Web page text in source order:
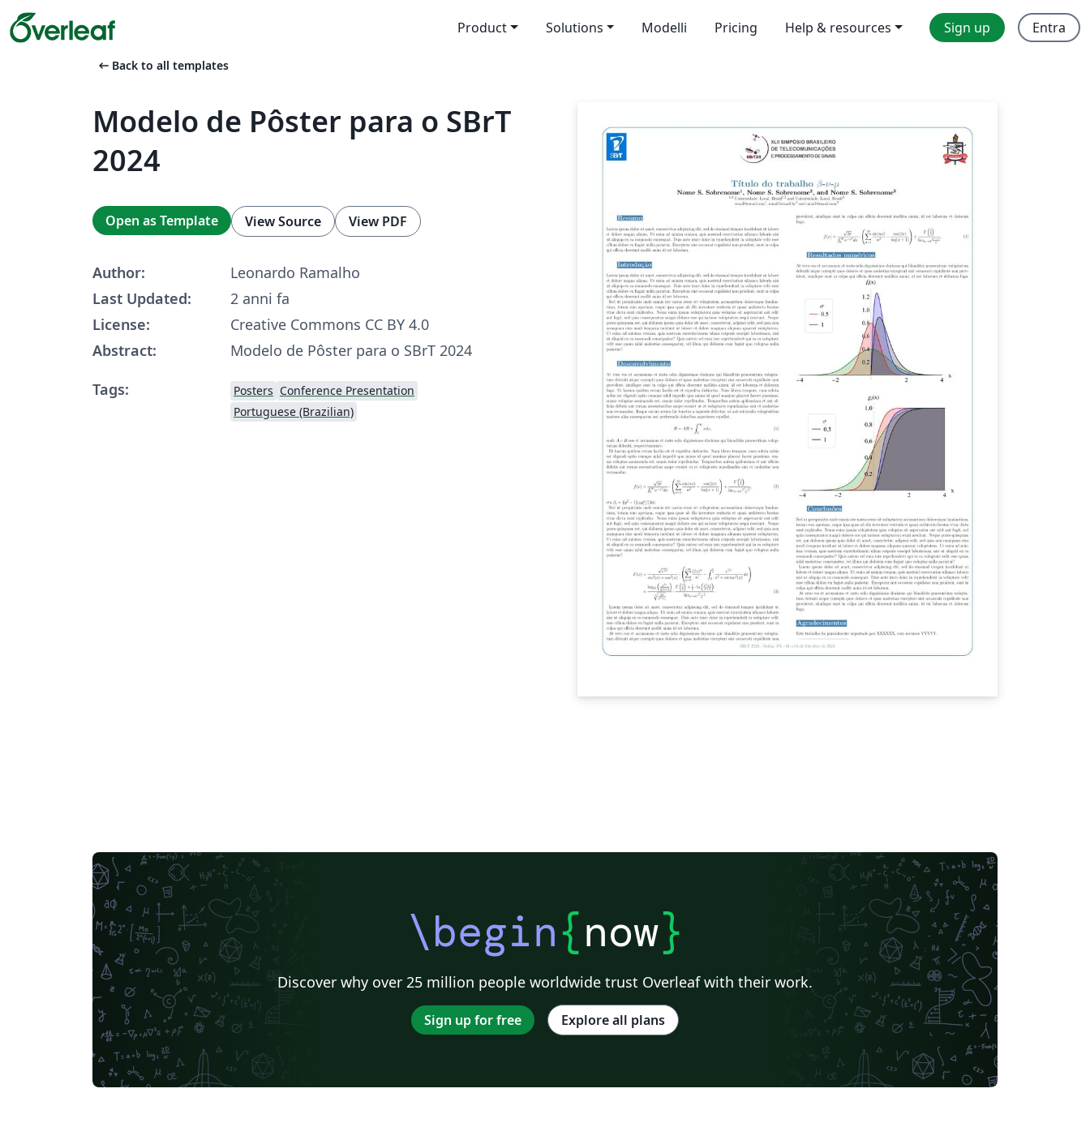
Product Solutions Modelli Pricing Help & resources Sign up Entra
arrow_left_alt Back to all templates
Modelo de Pôster para o SBrT
2024
Open as Template View Source View PDF
Author:
Leonardo Ramalho
Last Updated:
2 anni fa
License:
Creative Commons CC BY 4.0
Abstract:
Modelo de Pôster para o SBrT 2024
Tags:
Posters Conference Presentation
Portuguese (Brazilian)
\begin{now}
Discover why over 25 million people worldwide trust Overleaf with their work.
Sign up for free Explore all plans